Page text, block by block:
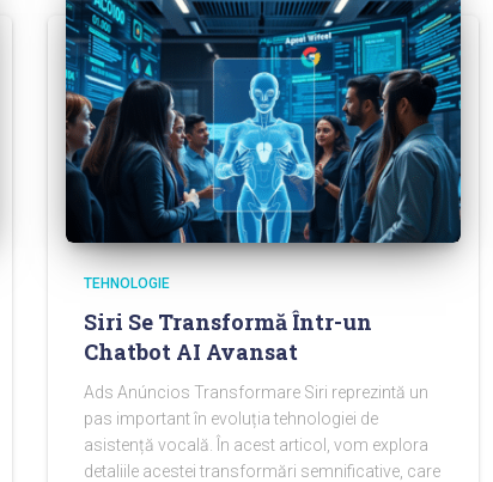
TEHNOLOGIE
Siri Se Transformă Într-un
Chatbot AI Avansat
Ads Anúncios Transformare Siri reprezintă un
pas important în evoluția tehnologiei de
asistență vocală. În acest articol, vom explora
detaliile acestei transformări semnificative, care